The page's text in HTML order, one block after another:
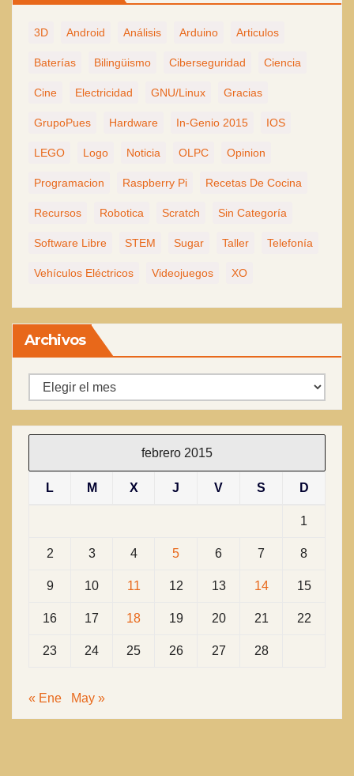
3D Android Análisis Arduino Articulos
Baterías Bilingüismo Ciberseguridad Ciencia
Cine Electricidad GNU/Linux Gracias
GrupoPues Hardware In-Genio 2015 IOS
LEGO Logo Noticia OLPC Opinion
Programacion Raspberry Pi Recetas De Cocina
Recursos Robotica Scratch Sin Categoría
Software Libre STEM Sugar Taller Telefonía
Vehículos Eléctricos Videojuegos XO
Archivos
Archivos
febrero 2015
L M X J V S D
1
2 3 4 5 6 7 8
9 10 11 12 13 14 15
16 17 18 19 20 21 22
23 24 25 26 27 28
« Ene May »